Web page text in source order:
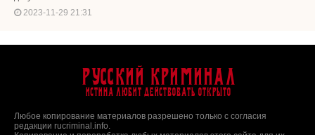
2023-11-29 21:31
Русский Криминал
Истина любит действовать открыто
Любое копирование материалов разрешено только с согласия
редакции rucriminal.info.